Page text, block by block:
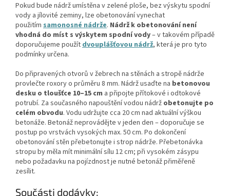
Pokud bude nádrž umístěna v zelené ploše, bez výskytu spodní
vody a jílovité zeminy, lze obetonování vynechat
použitím samonosné nádrže. Nádrž k obetonování není
vhodná do míst s výskytem spodní vody– v takovém případě
doporučujeme použítdvouplášťovou nádrž, která je pro tyto
podmínky určena.
Do připravených otvorů v žebrech na stěnách a stropě nádrže
provlečte roxory o průměru 8 mm. Nádrž usaďte na betonovou
desku o tloušťce 10–15 cm a připojte přítokové i odtokové
potrubí. Za současného napouštění vodou nádrž obetonujte po
celém obvodu. Vodu udržujte cca 20 cm nad aktuální výškou
betonáže. Betonáž neprovádějte v jeden den – doporučuje se
postup po vrstvách vysokých max. 50 cm. Po dokončení
obetonování stěn přebetonujte i strop nádrže. Přebetonávka
stropu by měla mít minimální sílu 12 cm; při vysokém zásypu
nebo požadavku na pojízdnost je nutné betonáž přiměřeně
zesílit.
Součásti dodávky: